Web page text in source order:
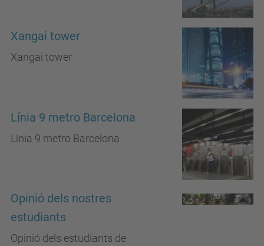
Xangai tower
Xangai tower
Línia 9 metro Barcelona
Línia 9 metro Barcelona
Opinió dels nostres
estudiants
Opinió dels estudiants de